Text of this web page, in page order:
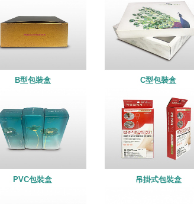
B型包裝盒 C型包裝盒
PVC包裝盒 吊掛式包裝盒